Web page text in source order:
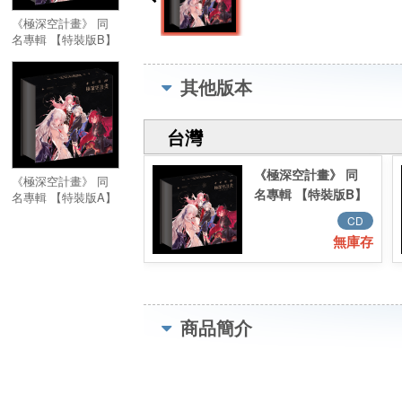
《極深空計畫》 同
名專輯 【特裝版B】
《極深空計畫》 同
名專輯 【特裝版A】
其他版本
台灣
《極深空計畫》 同
名專輯 【特裝版B】
CD
無庫存
商品簡介